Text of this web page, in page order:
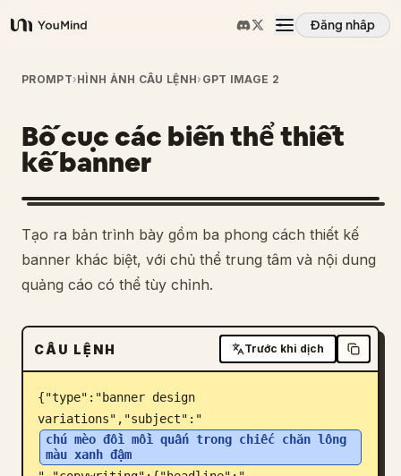
YouMind
Đăng nhập
Tổng quan
Các trường hợp sử dụng
Kỹ năng
Lời nhắc
Tải xuống
Blog
PROMPT›HÌNH ẢNH CÂU LỆNH› GPT IMAGE 2
Bố cục các biến thể thiết
kế banner
Tạo ra bản trình bày gồm ba phong cách thiết kế
banner khác biệt, với chủ thể trung tâm và nội dung
quảng cáo có thể tùy chỉnh.
CÂU LỆNH Trước khi dịch
{"type":"banner design
variations","subject":"
chú mèo đồi mồi quấn trong chiếc chăn lông
màu xanh đậm